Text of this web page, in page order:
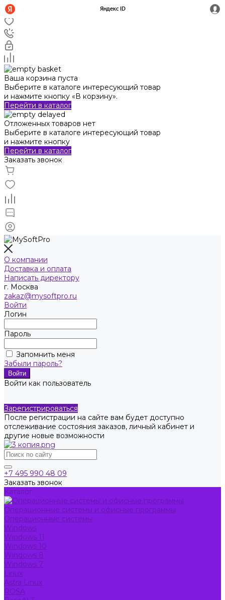
Ваша корзина пуста
Выберите в каталоге интересующий товар
и нажмите кнопку «В корзину».
Перейти в каталог
Отложенных товаров нет
Выберите в каталоге интересующий товар
и нажмите кнопку
Перейти в каталог
Заказать звонок
О компании
Доставка и оплата
Написать директору
г. Москва
zakaz@mysoftpro.ru
Войти
Логин
Пароль
Запомнить меня
Забыли пароль?
Войти как пользователь
Зарегистрироваться
После регистрации на сайте вам будет доступно
отслеживание состояния заказов, личный кабинет и
другие новые возможности
+7 495 990 48 09
Заказать звонок
Каталог
Операционные системы и офисные программы
Операционные системы
Windows
Windows 11
Windows 10
Windows 8
Windows 7
Linux
Astra Linux
ROSA